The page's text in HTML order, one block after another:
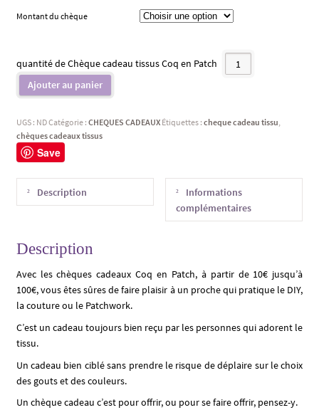
Montant du chèque
quantité de Chèque cadeau tissus Coq en Patch
Ajouter au panier
UGS : NDCatégorie : CHEQUES CADEAUX Étiquettes : cheque cadeau tissu
chèques cadeaux tissus
Save
Description
Informations
complémentaires
Description
Avec les chèques cadeaux Coq en Patch, à partir de 10€ jusqu’à
100€, vous êtes sûres de faire plaisir à un proche qui pratique le DIY,
la couture ou le Patchwork.
C’est un cadeau toujours bien reçu par les personnes qui adorent le
tissu.
Un cadeau bien ciblé sans prendre le risque de déplaire sur le choix
des gouts et des couleurs.
Un chèque cadeau c’est pour offrir, ou pour se faire offrir, pensez-y.